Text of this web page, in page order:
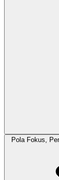
Pola Fokus,